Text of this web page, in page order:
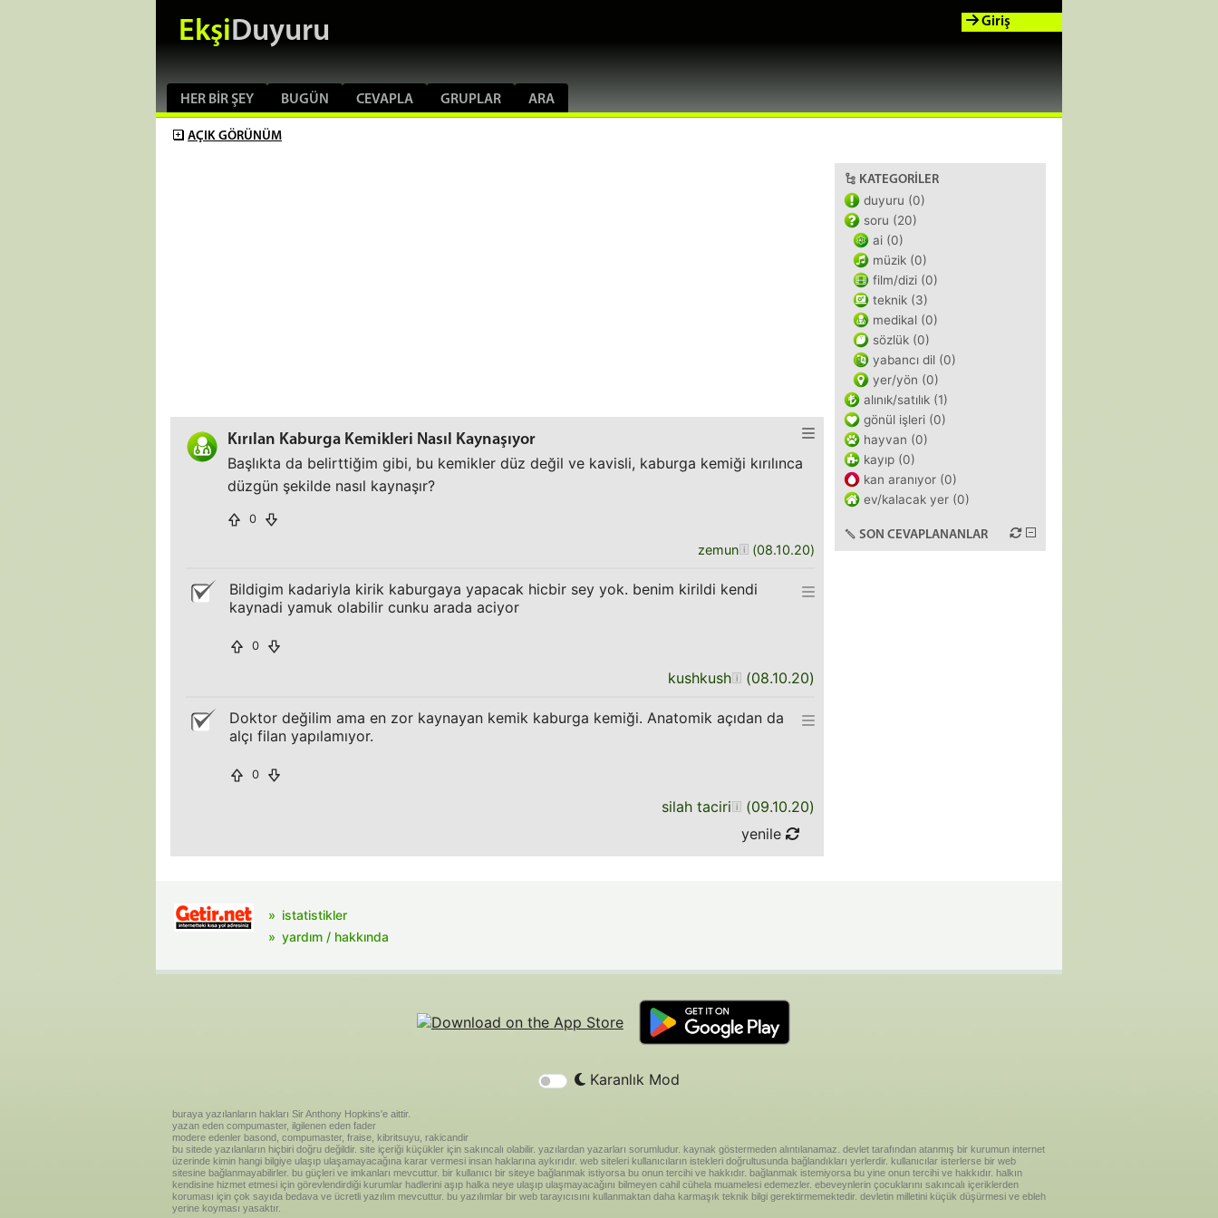
EkşiDuyuru
HER BIR ŞEY BUGÜN CEVAPLA GRUPLAR ARA
Giriş
AÇIK GÖRÜNÜM
Kırılan Kaburga Kemikleri Nasıl Kaynaşıyor
Başlıkta da belirttiğim gibi, bu kemikler düz değil ve kavisli, kaburga kemiği kırılınca
düzgün şekilde nasıl kaynaşır?
0
zemun (08.10.20)
Bildigim kadariyla kirik kaburgaya yapacak hicbir sey yok. benim kirildi kendi
kaynadi yamuk olabilir cunku arada aciyor
0
kushkush (08.10.20)
Doktor değilim ama en zor kaynayan kemik kaburga kemiği. Anatomik açıdan da
alçı filan yapılamıyor.
0
silah taciri (09.10.20)
yenile
KATEGORILER
duyuru (0)
soru (20)
ai (0)
müzik (0)
film/dizi (0)
teknik (3)
medikal (0)
sözlük (0)
yabancı dil (0)
yer/yön (0)
alınık/satılık (1)
gönül işleri (0)
hayvan (0)
kayıp (0)
kan aranıyor (0)
ev/kalacak yer (0)
SON CEVAPLANANLAR
istatistikler
yardım / hakkında
Karanlık Mod
buraya yazılanların hakları Sir Anthony Hopkins'e aittir.
yazan eden compumaster, ilgilenen eden fader
modere edenler basond, compumaster, fraise, kibritsuyu, rakicandir
bu sitede yazılanların hiçbiri doğru değildir. site içeriği küçükler için sakıncalı olabilir. yazılardan yazarları sorumludur. kaynak göstermeden alıntılanamaz. devlet tarafından atanmış bir kurumun internet
üzerinde kimin hangi bilgiye ulaşıp ulaşamayacağına karar vermesi insan haklarına aykırıdır. web siteleri kullanıcıların istekleri doğrultusunda bağlandıkları yerlerdir. kullanıcılar isterlerse bir web
sitesine bağlanmayabilirler. bu güçleri ve imkanları mevcuttur. bir kullanıcı bir siteye bağlanmak istiyorsa bu onun tercihi ve hakkıdır. bağlanmak istemiyorsa bu yine onun tercihi ve hakkıdır. halkın
kendisine hizmet etmesi için görevlendirdiği kurumlar hadlerini aşıp halka neye ulaşıp ulaşmayacağını bilmeyen cahil cühela muamelesi edemezler. ebeveynlerin çocuklarını sakıncalı içeriklerden
koruması için çok sayıda bedava ve ücretli yazılım mevcuttur. bu yazılımlar bir web tarayıcısını kullanmaktan daha karmaşık teknik bilgi gerektirmemektedir. devletin milletini küçük düşürmesi ve ebleh
yerine koyması yasaktır.